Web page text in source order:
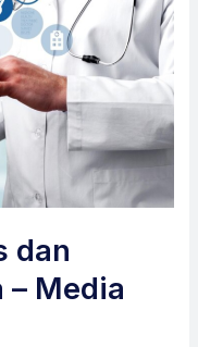
dan
– Media